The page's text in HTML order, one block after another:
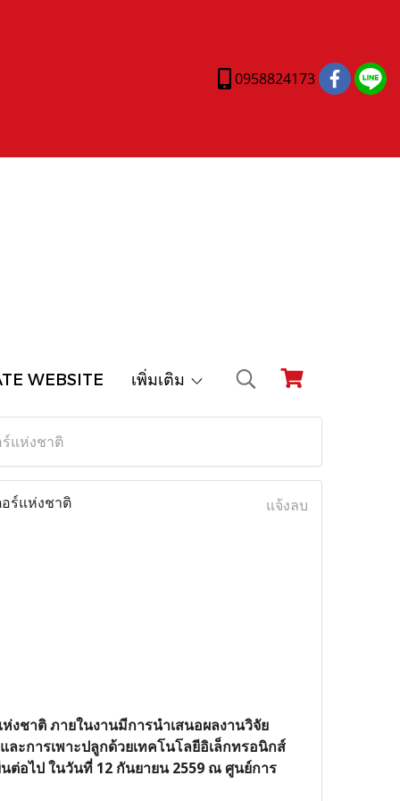
0958824173
WEBSITE เพิ่มเติม
แห่งชาติ
ร์แห่งชาติ
แจ้งลบ
ชาติ ภายในงานมีการนำเสนอผลงานวิจัย
ะการเพาะปลูกด้วยเทคโนโลยีอิเล็กทรอนิกส์
ต่อไป ในวันที่ 12 กันยายน 2559 ณ ศูนย์การ